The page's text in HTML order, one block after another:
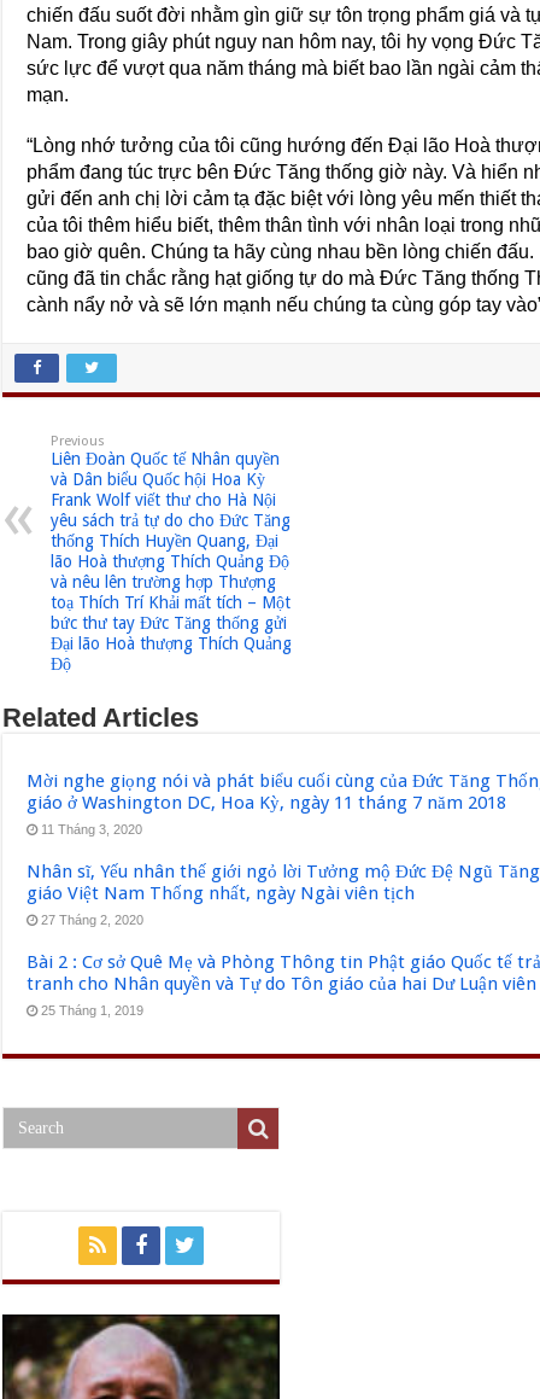
chiến đấu suốt đời nhằm gìn giữ sự tôn trọng phẩm giá và
Nam. Trong giây phút nguy nan hôm nay, tôi hy vọng Đức
sức lực để vượt qua năm tháng mà biết bao lần ngài cảm
mạn.
“Lòng nhớ tưởng của tôi cũng hướng đến Đại lão Hoà
phẩm đang túc trực bên Đức Tăng thống giờ này. Và hiển
gửi đến anh chị lời cảm tạ đặc biệt với lòng yêu mến thiết
của tôi thêm hiểu biết, thêm thân tình với nhân loại trong
bao giờ quên. Chúng ta hãy cùng nhau bền lòng chiến
cũng đã tin chắc rằng hạt giống tự do mà Đức Tăng thống
cành nẩy nở và sẽ lớn mạnh nếu chúng ta cùng góp tay
Previous
Liên Đoàn Quốc tế Nhân quyền
và Dân biểu Quốc hội Hoa Kỳ
Frank Wolf viết thư cho Hà Nội
yêu sách trả tự do cho Đức Tăng
thống Thích Huyền Quang, Đại
lão Hoà thượng Thích Quảng Độ
và nêu lên trường hợp Thượng
toạ Thích Trí Khải mất tích – Một
bức thư tay Đức Tăng thống gửi
Đại lão Hoà thượng Thích Quảng
Độ
Related Articles
Mời nghe giọng nói và phát biểu cuối cùng của Đức Tăng
giáo ở Washington DC, Hoa Kỳ, ngày 11 tháng 7 năm 2018
11 Tháng 3, 2020
Nhân sĩ, Yếu nhân thế giới ngỏ lời Tưởng mộ Đức Đệ Ngũ
giáo Việt Nam Thống nhất, ngày Ngài viên tịch
27 Tháng 2, 2020
Bài 2 : Cơ sở Quê Mẹ và Phòng Thông tin Phật giáo Quốc tế
tranh cho Nhân quyền và Tự do Tôn giáo của hai Dư Luận viên
25 Tháng 1, 2019